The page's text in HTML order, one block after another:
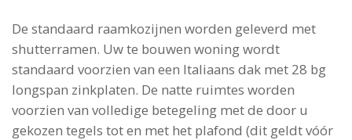
De standaard raamkozijnen worden geleverd met
shutterramen. Uw te bouwen woning wordt
standaard voorzien van een Italiaans dak met 28 bg
longspan zinkplaten. De natte ruimtes worden
voorzien van volledige betegeling met de door u
gekozen tegels tot en met het plafond (dit geldt vóór